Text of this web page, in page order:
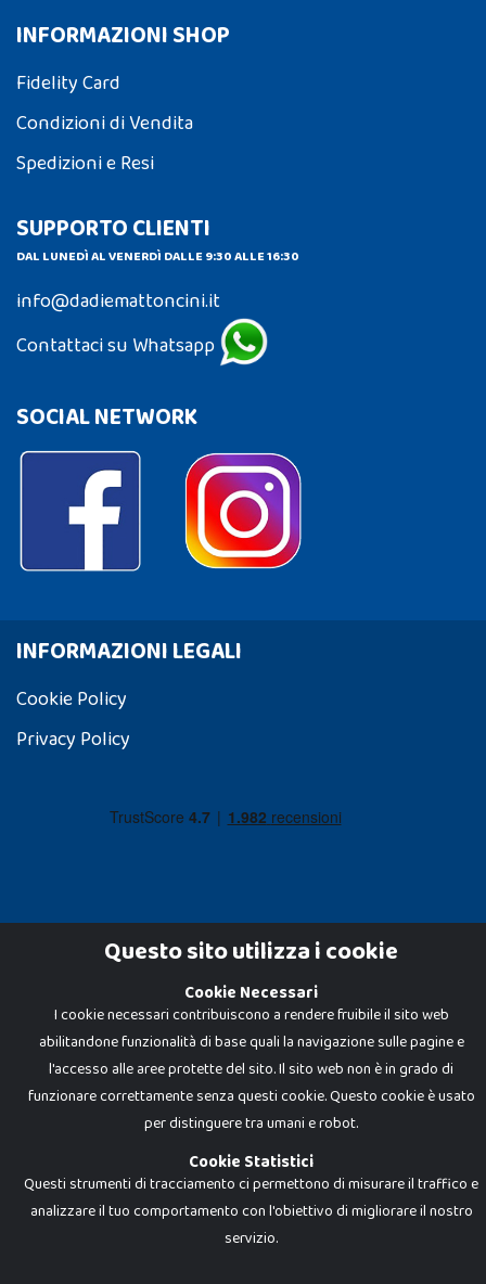
INFORMAZIONI SHOP
Fidelity Card
Condizioni di Vendita
Spedizioni e Resi
SUPPORTO CLIENTI
DAL LUNEDÌ AL VENERDÌ DALLE 9:30 ALLE 16:30
info@dadiemattoncini.it
Contattaci su Whatsapp
SOCIAL NETWORK
INFORMAZIONI LEGALI
Cookie Policy
Privacy Policy
Dadi e Mattoncini è un brand di Giocabene Srl. Ogni riproduzione o utilizzo non
espressamente autorizzato è severamente vietato. Tutti i loghi, marchi,
brand elencati nel presente shop sono di proprietà dei rispettivi titolari.
I prezzi e le promozioni pubblicate potrebbero differire da quanto esposto in
negozio.
Giocabene Srl - via della Posta 8, 20123 Milano (MI)
P.IVA 02608090425 - REA AN201199 - C.S. 10.000 i.v.
Questo sito utilizza i cookie
Cookie Necessari
I cookie necessari contribuiscono a rendere fruibile il sito web
abilitandone funzionalità di base quali la navigazione sulle pagine e
l'accesso alle aree protette del sito. Il sito web non è in grado di
funzionare correttamente senza questi cookie. Questo cookie è usato
per distinguere tra umani e robot.
Cookie Statistici
Questi strumenti di tracciamento ci permettono di misurare il traffico e
analizzare il tuo comportamento con l'obiettivo di migliorare il nostro
servizio.